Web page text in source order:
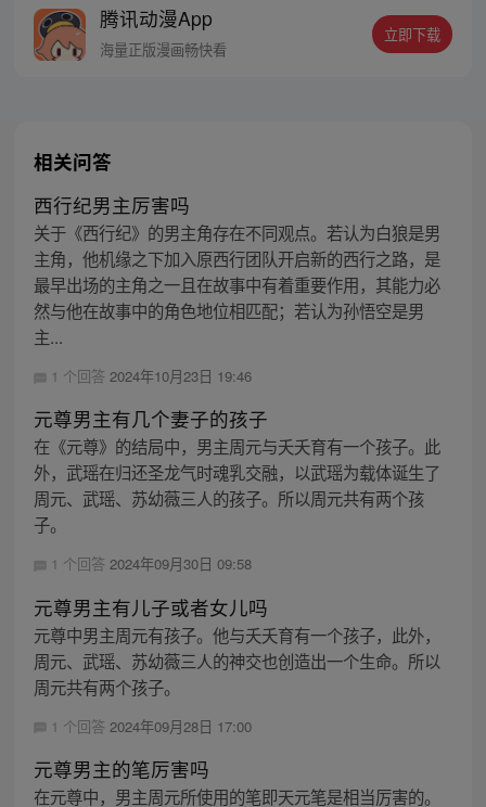
者啊！我只是一个穿越到他身上的普通人，
上面说的那些战斗技能，我都不会啊……
腾讯动漫App
海量正版漫画畅快看
立即下载
相关问答
西行纪男主厉害吗
关于《西行纪》的男主角存在不同观点。若认为白狼是男
主角，他机缘之下加入原西行团队开启新的西行之路，是
最早出场的主角之一且在故事中有着重要作用，其能力必
然与他在故事中的角色地位相匹配；若认为孙悟空是男
主...
1 个回答 2024年10月23日 19:46
元尊男主有几个妻子的孩子
在《元尊》的结局中，男主周元与夭夭育有一个孩子。此
外，武瑶在归还圣龙气时魂乳交融，以武瑶为载体诞生了
周元、武瑶、苏幼薇三人的孩子。所以周元共有两个孩
子。
1 个回答 2024年09月30日 09:58
元尊男主有儿子或者女儿吗
元尊中男主周元有孩子。他与夭夭育有一个孩子，此外，
周元、武瑶、苏幼薇三人的神交也创造出一个生命。所以
周元共有两个孩子。
1 个回答 2024年09月28日 17:00
元尊男主的笔厉害吗
在元尊中，男主周元所使用的笔即天元笔是相当厉害的。